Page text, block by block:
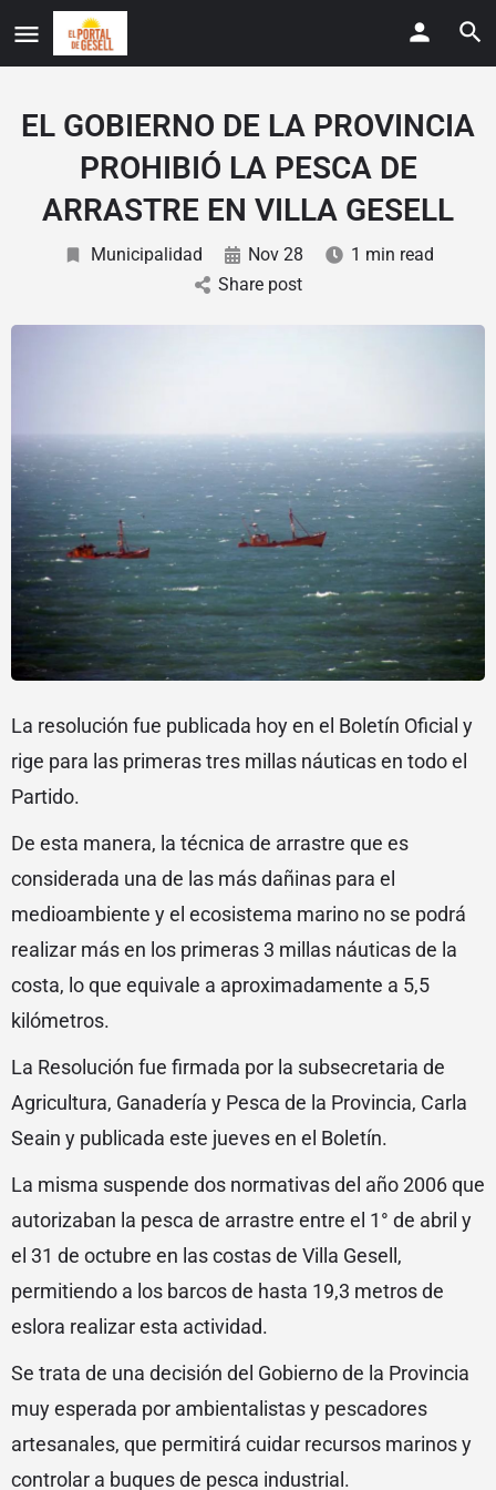
EL GOBIERNO DE LA PROVINCIA
PROHIBIÓ LA PESCA DE
ARRASTRE EN VILLA GESELL
Municipalidad Nov 28
1 min read
Share post
La resolución fue publicada hoy en el Boletín Oficial y
rige para las primeras tres millas náuticas en todo el
Partido.
De esta manera, la técnica de arrastre que es
considerada una de las más dañinas para el
medioambiente y el ecosistema marino no se podrá
realizar más en los primeras 3 millas náuticas de la
costa, lo que equivale a aproximadamente a 5,5
kilómetros.
La Resolución fue firmada por la subsecretaria de
Agricultura, Ganadería y Pesca de la Provincia, Carla
Seain y publicada este jueves en el Boletín.
La misma suspende dos normativas del año 2006 que
autorizaban la pesca de arrastre entre el 1° de abril y
el 31 de octubre en las costas de Villa Gesell,
permitiendo a los barcos de hasta 19,3 metros de
eslora realizar esta actividad.
Se trata de una decisión del Gobierno de la Provincia
muy esperada por ambientalistas y pescadores
artesanales, que permitirá cuidar recursos marinos y
controlar a buques de pesca industrial.